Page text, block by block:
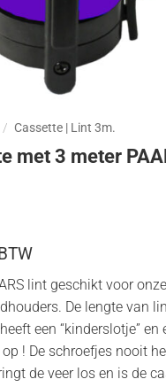
/ Cassette | Lint 3m.
met 3 meter
lint geschikt voor
De lengte van
een “kinderslotje” en
! De schroefjes nooit
de veer los en is de